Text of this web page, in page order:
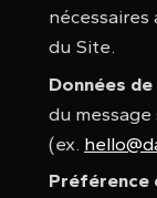
du Site.
Données
du
(ex.
Préférence